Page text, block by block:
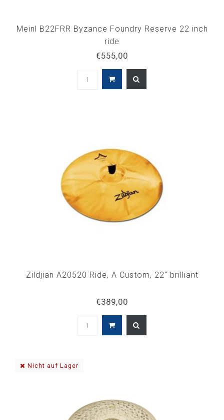
Meinl B22FRR Byzance Foundry Reserve 22 inch
ride
€555,00
Zildjian A20520 Ride, A Custom, 22" brilliant
€389,00
Nicht auf Lager